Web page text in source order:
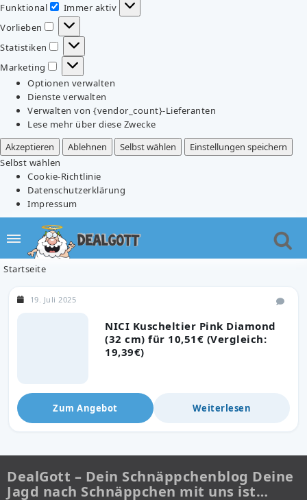
Funktional
Funktional
Immer aktiv
Vorlieben
Vorlieben
Statistiken
Statistiken
Marketing
Marketing
Optionen verwalten
Dienste verwalten
Verwalten von {vendor_count}-Lieferanten
Lese mehr über diese Zwecke
Akzeptieren
Ablehnen Selbst wählen
Einstellungen speichern
Selbst wählen
Cookie-Richtlinie
Datenschutzerklärung
Impressum
Startseite
NICI Kuscheltier Pink Diamond
(32 cm) für 10,51€ (Vergleich:
19,39€)
19. Juli 2025
Zum Angebot Weiterlesen
DealGott – Dein Schnäppchenblog Deine
Jagd nach Schnäppchen mit uns ist…